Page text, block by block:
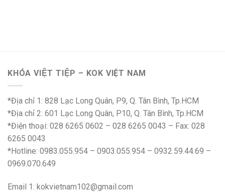
KHÓA VIỆT TIỆP – KOK VIỆT NAM
*Địa chỉ 1: 828 Lạc Long Quân, P9, Q. Tân Bình, Tp.HCM
*Địa chỉ 2: 601 Lạc Long Quân, P10, Q. Tân Bình, Tp.HCM
*Điện thoại: 028 6265 0602 – 028 6265 0043 – Fax: 028
6265 0043
*Hotline: 0983.055.954 – 0903.055.954 – 0932.59.44.69 –
0969.070.649
Email 1: kokvietnam102@gmail.com